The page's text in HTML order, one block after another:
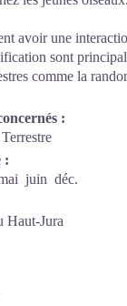
avoir une
sont
comme la
:
:
juin déc.
Haut-Jura